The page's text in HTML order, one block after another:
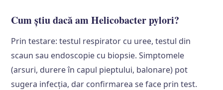
Cum știu dacă am Helicobacter pylori?
Prin testare: testul respirator cu uree, testul din
scaun sau endoscopie cu biopsie. Simptomele
(arsuri, durere în capul pieptului, balonare) pot
sugera infecția, dar confirmarea se face prin test.